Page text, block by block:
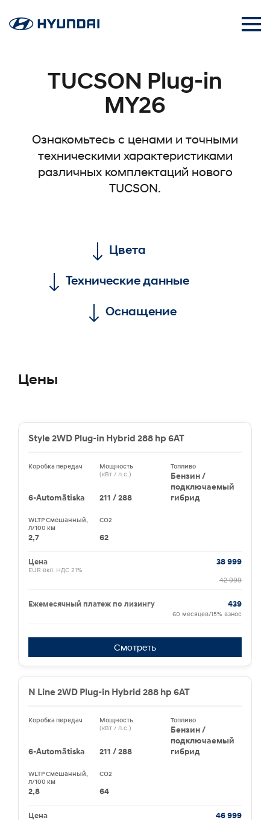
TUCSON Plug-in
MY26
Ознакомьтесь с ценами и точными
техническими характеристиками
различных комплектаций нового
TUCSON.
Цвета
Технические данные
Оснащение
Цены